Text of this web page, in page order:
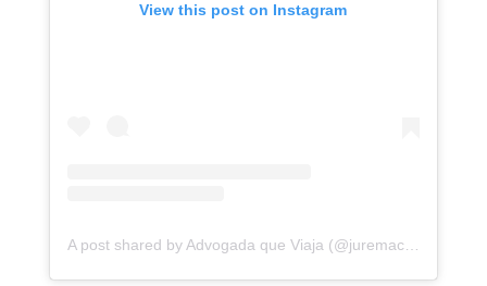
View this post on Instagram
A post shared by Advogada que Viaja (@juremacintra)